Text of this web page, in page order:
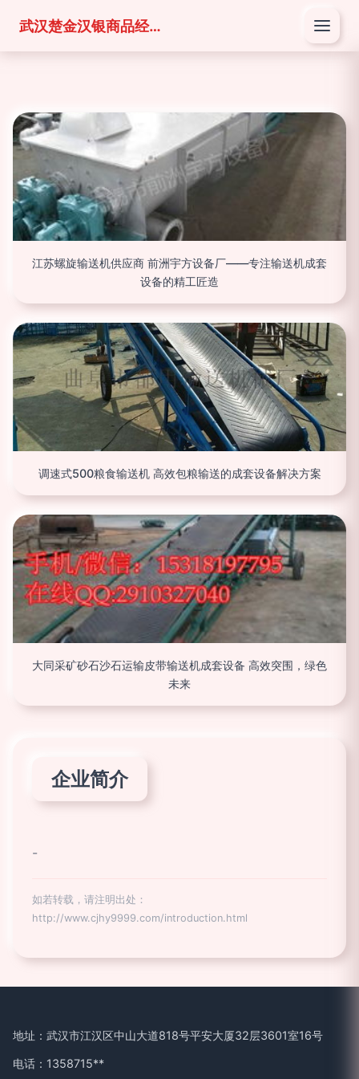
武汉楚金汉银商品经营有限公司
江苏螺旋输送机供应商 前洲宇方设备厂——专注输送机成套
设备的精工匠造
调速式500粮食输送机 高效包粮输送的成套设备解决方案
大同采矿砂石沙石运输皮带输送机成套设备 高效突围，绿色
未来
企业简介
-
如若转载，请注明出处：
http://www.cjhy9999.com/introduction.html
地址：武汉市江汉区中山大道818号平安大厦32层3601室16号
电话：1358715**